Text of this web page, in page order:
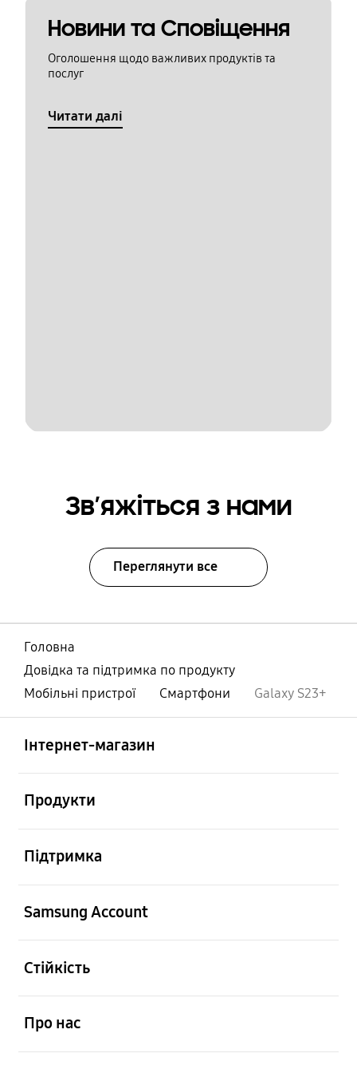
Новини та Сповіщення
Оголошення щодо важливих продуктів та
послуг
Читати далі
Зв’яжіться з нами
Переглянути все
Головна
Довідка та підтримка по продукту
Мобільні пристрої
Смартфони Galaxy S23+
Інтернет-магазин
Продукти
Підтримка
Samsung Account
Стійкість
Про нас